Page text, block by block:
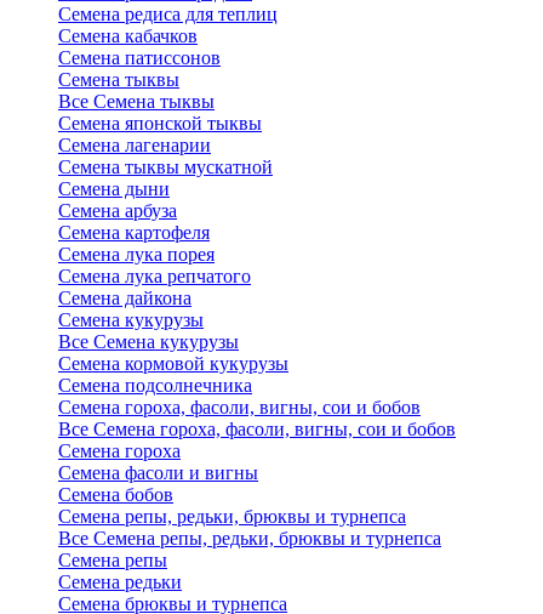
Семена редиса для теплиц
Семена кабачков
Семена патиссонов
Семена тыквы
Все Семена тыквы
Семена японской тыквы
Семена лагенарии
Семена тыквы мускатной
Семена дыни
Семена арбуза
Семена картофеля
Семена лука порея
Семена лука репчатого
Семена дайкона
Семена кукурузы
Все Семена кукурузы
Семена кормовой кукурузы
Семена подсолнечника
Семена гороха, фасоли, вигны, сои и бобов
Все Семена гороха, фасоли, вигны, сои и бобов
Семена гороха
Семена фасоли и вигны
Семена бобов
Семена репы, редьки, брюквы и турнепса
Все Семена репы, редьки, брюквы и турнепса
Семена репы
Семена редьки
Семена брюквы и турнепса